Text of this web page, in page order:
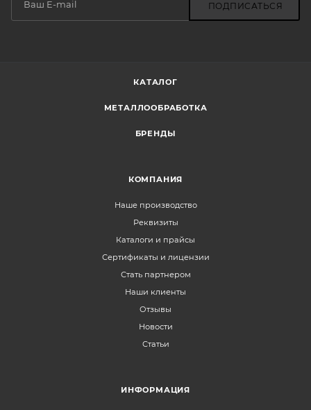
ПОДПИСАТЬСЯ
КАТАЛОГ
МЕТАЛЛООБРАБОТКА
БРЕНДЫ
КОМПАНИЯ
Наше производство
Реквизиты
Каталоги и прайсы
Сертификаты и лицензии
Стать партнером
Наши клиенты
Отзывы
Новости
Статьи
ИНФОРМАЦИЯ